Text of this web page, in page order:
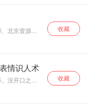
北京壹源心
因”，全面掌
收藏
情识人术
没开口之
案
收藏